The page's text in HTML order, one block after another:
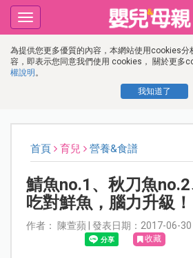
為提供您更多優質的內容，本網站使用cookies分
容，即表示您同意我們使用 cookies， 關於更多
權說明 。
我知道了
Toggle
navigation
首頁 育兒 營養&食譜
鯖魚no.1、秋刀魚no.2
吃對鮮魚，腦力升級！
作者： 陳萱蘋 | 發表日期：2017-06-30
收藏